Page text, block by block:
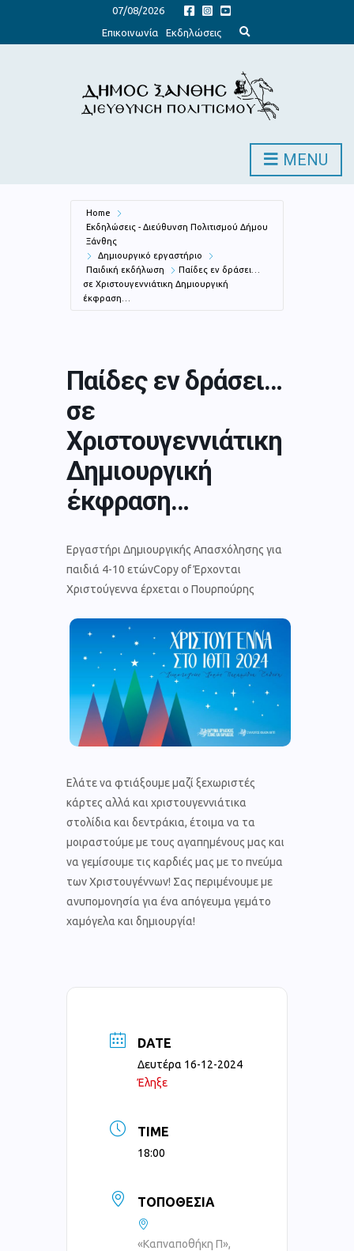
07/08/2026
Επικοινωνία
Εκδηλώσεις
x
d
s
e
c
o
MENU
Home
Εκδηλώσεις - Διεύθυνση Πολιτισμού Δήμου
Ξάνθης
Δημιουργικό εργαστήριο
Παιδική εκδήλωση
Παίδες εν δράσει…
σε Χριστουγεννιάτικη Δημιουργική
έκφραση…
Παίδες εν δράσει…
σε
Χριστουγεννιάτικη
Δημιουργική
έκφραση…
Εργαστήρι Δημιουργικής Απασχόλησης για
παιδιά 4-10 ετώνCopy of Έρχονται
Χριστούγεννα έρχεται ο Πουρπούρης
Ελάτε να φτιάξουμε μαζί ξεχωριστές
κάρτες αλλά και χριστουγεννιάτικα
στολίδια και δεντράκια, έτοιμα να τα
μοιραστούμε με τους αγαπημένους μας και
να γεμίσουμε τις καρδιές μας με το πνεύμα
των Χριστουγέννων! Σας περιμένουμε με
ανυπομονησία για ένα απόγευμα γεμάτο
χαμόγελα και δημιουργία!
DATE
Δευτέρα 16-12-2024
Έληξε
TIME
18:00
ΤΟΠΟΘΕΣΊΑ
«Καπναποθήκη Π»,